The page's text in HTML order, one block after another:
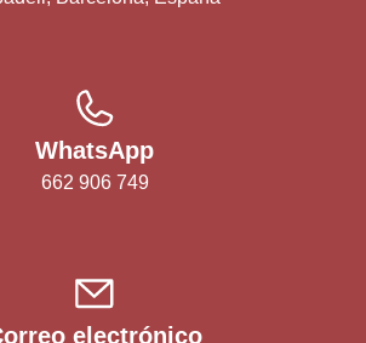
WhatsApp
662 906 749
electrónico